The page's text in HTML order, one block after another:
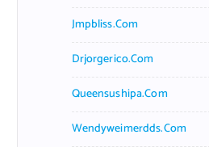
Jmpbliss.com
Drjorgerico.com
Queensushipa.com
Wendyweimerdds.com